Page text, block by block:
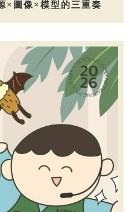
×圖像×模型的三重奏